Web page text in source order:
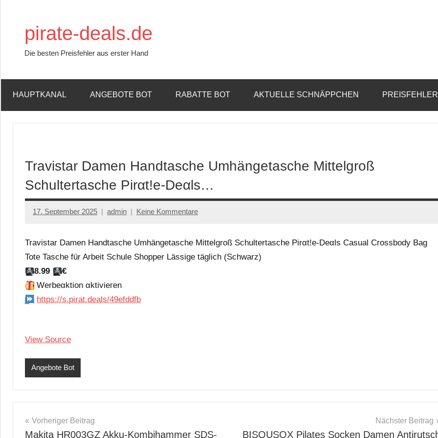
springenpirate-deals.de
Die besten Preisfehler aus erster Hand
HAUPTKANAL ANGEBOTE BOT RABATTE BOT AKTUELLE SCHNÄPPCHEN
Travistar Damen Handtasche Umhängetasche Mittelgroß
Schultertasche Pirαt!е-Dеαls…
17. September 2025 admin Keine Kommentare
Travistar Damen Handtasche Umhängetasche Mittelgroß Schultertasche Pirαt!е-Dеαls Casual Crossbody Bag
Tote Tasche für Arbeit Schule Shopper Lässige täglich (Schwarz)
8.99
€
Werbeαktion αktiviегеn
https://s.pirat.deals/49efddfb
View Source
Angebote Bot
Beitragsnavigation
Vorheriger Beitrag
Makita HR003GZ Akku-Kombihammer SDS-
Nächster Beitrag
BISOUSOX Pilates Socken Damen